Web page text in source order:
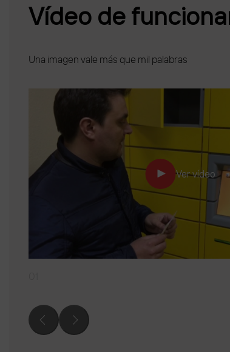
Vídeo de
Una imagen vale más que mil palabras
Ver vídeo